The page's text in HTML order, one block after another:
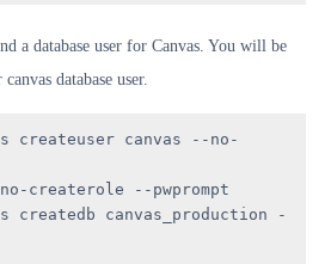
a database user for Canvas. You will be
database user.
createuser canvas --no-
createrole --pwprompt
createdb canvas_production -